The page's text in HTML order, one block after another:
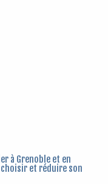
à Grenoble et en
et réduire son